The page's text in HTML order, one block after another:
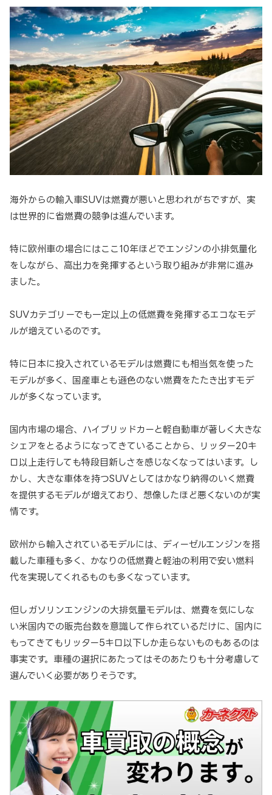
海外からの輸入車SUVは燃費が悪いと思われがちですが、実
は世界的に省燃費の競争は進んでいます。
特に欧州車の場合にはここ10年ほどでエンジンの小排気量化
をしながら、高出力を発揮するという取り組みが非常に進み
ました。
SUVカテゴリーでも一定以上の低燃費を発揮するエコなモデ
ルが増えているのです。
特に日本に投入されているモデルは燃費にも相当気を使った
モデルが多く、国産車とも遜色のない燃費をたたき出すモデ
ルが多くなっています。
国内市場の場合、ハイブリッドカーと軽自動車が著しく大きな
シェアをとるようになってきていることから、リッター20キ
ロ以上走行しても特段目新しさを感じなくなってはいます。し
かし、大きな車体を持つSUVとしてはかなり納得のいく燃費
を提供するモデルが増えており、想像したほど悪くないのが実
情です。
欧州から輸入されているモデルには、ディーゼルエンジンを搭
載した車種も多く、かなりの低燃費と軽油の利用で安い燃料
代を実現してくれるものも多くなっています。
但しガソリンエンジンの大排気量モデルは、燃費を気にしな
い米国内での販売台数を意識して作られているだけに、国内に
もってきてもリッター5キロ以下しか走らないものもあるのは
事実です。車種の選択にあたってはそのあたりも十分考慮して
選んでいく必要がありそうです。